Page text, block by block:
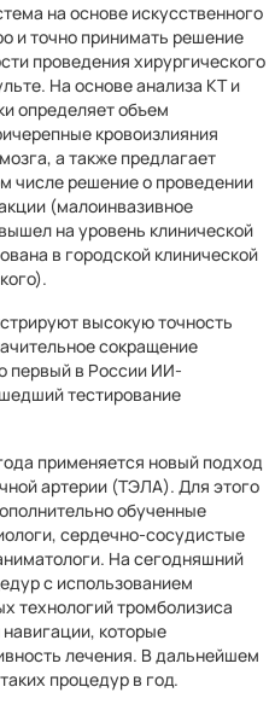
на основе искусственного
и точно принимать решение
проведения хирургического
На основе анализа КТ и
определяет объем
кровоизлияния
а также предлагает
числе решение о проведении
(малоинвазивное
на уровень клинической
в городской клинической
высокую точность
сокращение
первый в России ИИ-
тестирование
применяется новый подход
артерии (ТЭЛА). Для этого
обученные
сердечно-сосудистые
На сегодняшний
с использованием
технологий тромболизиса
которые
лечения. В дальнейшем
процедур в год.